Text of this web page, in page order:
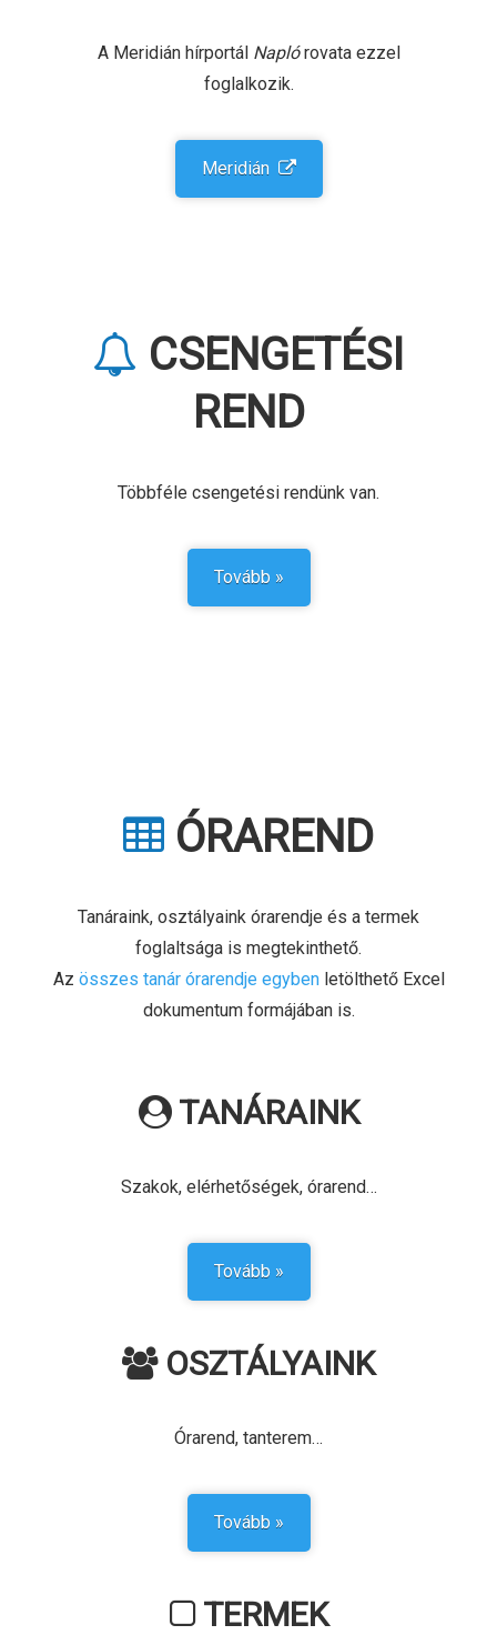
A Meridián hírportál Naplórovata ezzel
foglalkozik.
Meridián
CSENGE­TÉSI
REND
Többféle csengetési rendünk van.
Tovább »
ÓRAREND
Tanáraink, osztályaink órarendje és a termek
foglaltsága is megtekinthető.
Az összes tanár órarendje egybenletölthető Excel
dokumentum formájában is.
TANÁRAINK
Szakok, elérhetőségek, órarend…
Tovább »
OSZTÁLYAINK
Órarend, tanterem…
Tovább »
TERMEK